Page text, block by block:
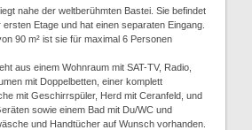
nahe der weltberühmten Bastei. Sie befindet
Etage und hat einen separaten Eingang.
90 m² ist sie für maximal 6 Personen
aus einem Wohnraum mit SAT-TV, Radio,
mit Doppelbetten, einer komplett
mit Geschirrspüler, Herd mit Ceranfeld, und
sowie einem Bad mit Du/WC und
und Handtücher auf Wunsch vorhanden.